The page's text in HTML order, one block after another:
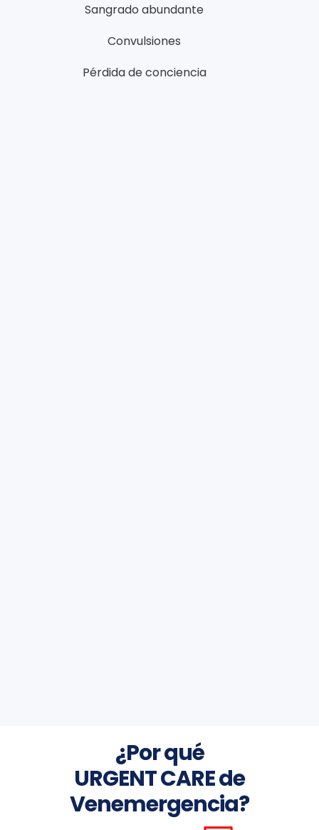
Sangrado abundante
Convulsiones
Pérdida de conciencia
¿Por qué
URGENT CARE de
Venemergencia?